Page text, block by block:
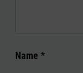
Name *